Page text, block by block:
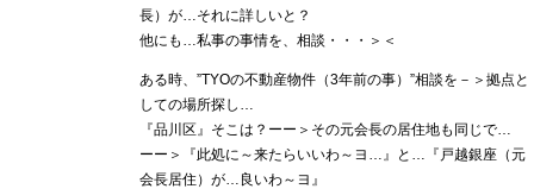
長）が…それに詳しいと？
他にも…私事の事情を、相談・・・＞＜
ある時、”TYOの不動産物件（3年前の事）”相談を－＞拠点と
しての場所探し…
『品川区』そこは？ーー＞その元会長の居住地も同じで…
ーー＞『此処に～来たらいいわ～ヨ…』と…『戸越銀座（元
会長居住）が…良いわ～ヨ』